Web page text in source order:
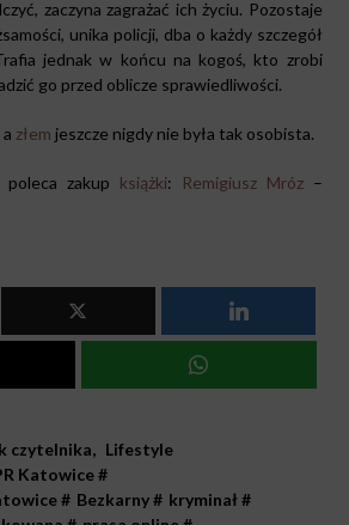
zaczyna zagrażać ich życiu. Pozostaje
unika policji, dba o każdy szczegół
jednak w końcu na kogoś, kto zrobi
go przed oblicze sprawiedliwości.
złem jeszcze nigdy nie była tak osobista.
poleca zakup książki: Remigiusz Mróz–
czytelnika, Lifestyle
Katowice#
# Bezkarny# kryminał#